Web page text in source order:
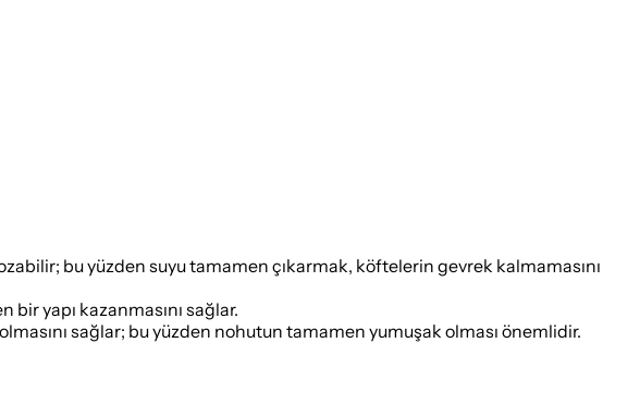
bu yüzden suyu tamamen çıkarmak, köftelerin gevrek kalmamasını
yapı kazanmasını sağlar.
sağlar; bu yüzden nohutun tamamen yumuşak olması önemlidir.